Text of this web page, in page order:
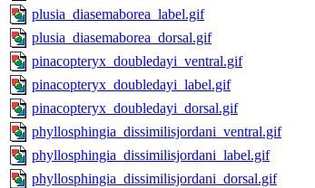
plusia_diasemaborea_label.gif
plusia_diasemaborea_dorsal.gif
pinacopteryx_doubledayi_ventral.gif
pinacopteryx_doubledayi_label.gif
pinacopteryx_doubledayi_dorsal.gif
phyllosphingia_dissimilisjordani_ventral.gif
phyllosphingia_dissimilisjordani_label.gif
phyllosphingia_dissimilisjordani_dorsal.gif